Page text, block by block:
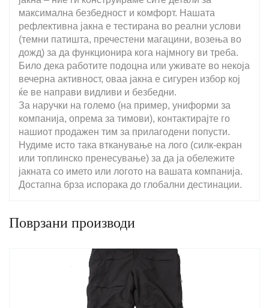
максимална безбедност и комфорт. Нашата
рефлективна јакна е тестирана во реални услови
(темни патишта, пречестени магацини, возења во
дожд) за да функционира кога најмногу ви треба.
Било дека работите подоцна или уживате во некоја
вечерна активност, оваа јакна е сигурен избор кој
ќе ве направи видливи и безбедни.
За наручки на големо (на пример, униформи за
компанија, опрема за тимови), контактирајте го
нашиот продажен тим за прилагодени попусти.
Нудиме исто така втканување на лого (силк-екран
или топлинско пренесување) за да ја обележите
јакната со името или логото на вашата компанија.
Достапна брза испорака до глобални дестинации.
Поврзани производи